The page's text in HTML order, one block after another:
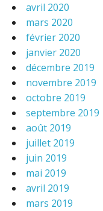
avril 2020
mars 2020
février 2020
janvier 2020
décembre 2019
novembre 2019
octobre 2019
septembre 2019
août 2019
juillet 2019
juin 2019
mai 2019
avril 2019
mars 2019